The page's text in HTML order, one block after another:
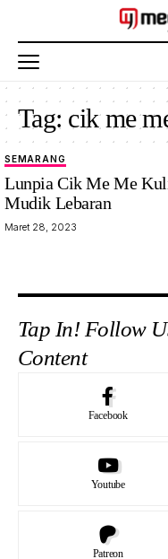
Tag: cik me
SEMARANG
Lunpia Cik Me Me
Mudik Lebaran
Maret 28, 2023
Tap In! Follow
Content
Facebook
Youtube
Patreon